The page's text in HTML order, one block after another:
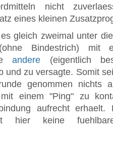
nicht
eines kleinen
gleich zweimal unter
Bindestrich) mit
andere (eigentlich
und zu versagte. Somit
genommen nichts
mit einem "Ping" zu
aufrecht erhaelt.
hier keine fuehlbare